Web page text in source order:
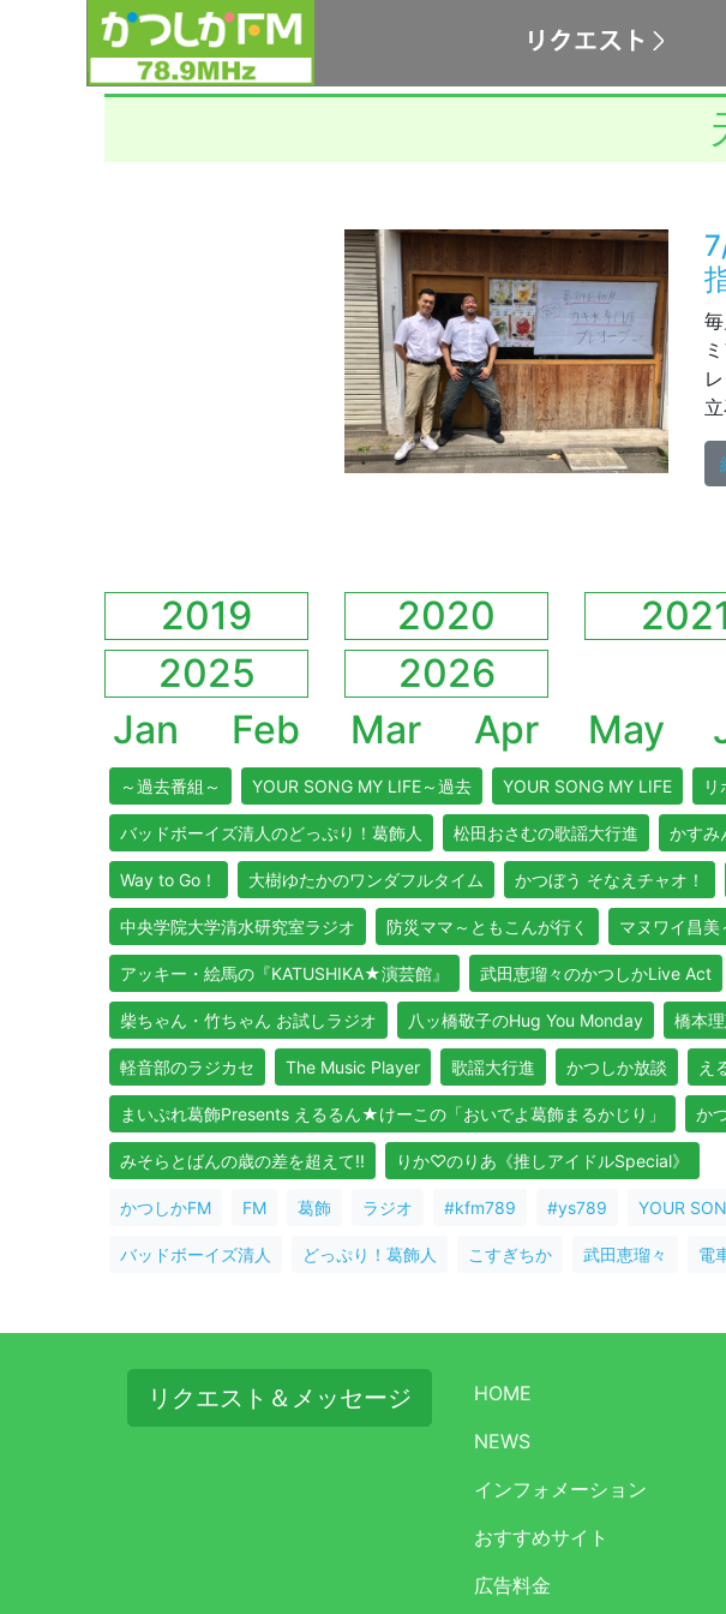
2019 2020 2021
2025
2026
Jan
Feb Mar Apr May
～過去番組～ YOUR SONG MY LIFE～過去 YOUR SONG MY LIFE
バッドボーイズ清人のどっぷり！葛飾人 松田おさむの歌謡大行進 かすみ
Way to Go！ 大樹ゆたかのワンダフルタイム かつぼう そなえチャオ！
中央学院大学清水研究室ラジオ 防災ママ～ともこんが行く マヌワイ昌
アッキー・絵馬の『KATUSHIKA★演芸館』 武田恵瑠々のかつしかLive Act
柴ちゃん・竹ちゃん お試しラジオ 八ッ橋敬子のHug You Monday 橋本
軽音部のラジカセ The Music Player 歌謡大行進 かつしか放談 え
まいぷれ葛飾Presents えるるん★けーこの「おいでよ葛飾まるかじり」 か
みそらとばんの歳の差を超えて!! りか♡のりあ《推しアイドルSpecial》
かつしかFM FM 葛飾 ラジオ #kfm789 #ys789 YOUR
バッドボーイズ清人 どっぷり！葛飾人 こすぎちか 武田恵瑠々 電
リクエスト＆メッセージ
HOME
NEWS
インフォメーション
おすすめサイト
広告料金